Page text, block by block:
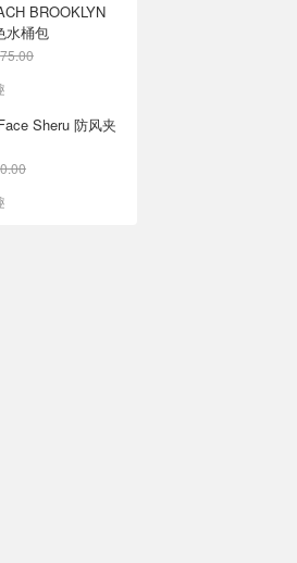
BROOKLYN
水桶包
Sheru 防风夹